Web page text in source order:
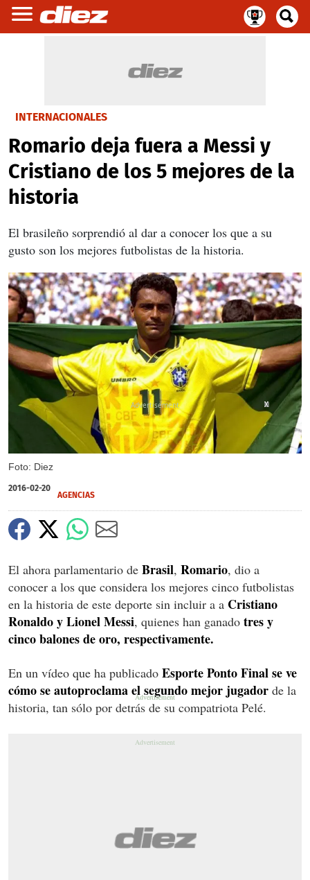
INTERNACIONALES
Romario deja fuera a Messi y
Cristiano de los 5 mejores de la
historia
El brasileño sorprendió al dar a conocer los que a su
gusto son los mejores futbolistas de la historia.
Foto: Diez
X
X
X
X
2016-02-20
AGENCIAS
El ahora parlamentario de Brasil, Romario, dio a
conocer a los que considera los mejores cinco futbolistas
en la historia de este deporte sin incluir a a Cristiano
Ronaldo y Lionel Messi, quienes han ganado tres y
cinco balones de oro, respectivamente.
En un vídeo que ha publicado Esporte Ponto Final se ve
cómo se autoproclama el segundo mejor jugador de la
historia, tan sólo por detrás de su compatriota Pelé.